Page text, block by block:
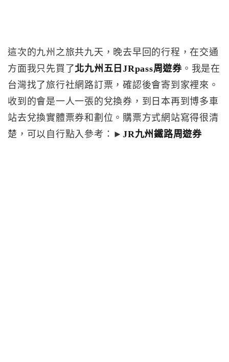
這次的九州之旅共九天，晚去早回的行程，在交通
方面我只先買了北九州五日JRpass周遊券。我是在
台灣找了旅行社網路訂票，確認後會寄到家裡來。
收到的會是一人一張的兌換券，到日本再到博多車
站去兌換實體票券和劃位。購票方式網站寫得很清
楚，可以自行點入參考：► JR九州鐵路周遊券